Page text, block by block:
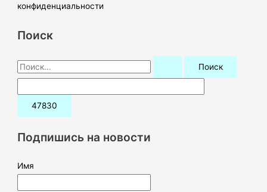
конфиденциальности
Поиск
П
о
и
:Подпишись на новости
Имя